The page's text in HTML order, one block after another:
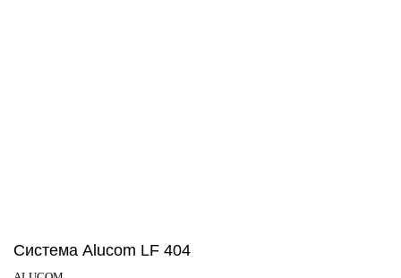
Система Alucom LF 404